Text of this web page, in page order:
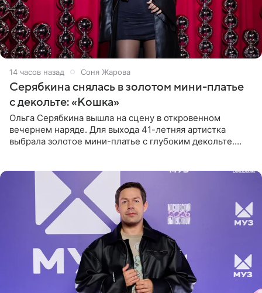
14 часов назад Соня Жарова
Серябкина снялась в золотом мини-платье
с декольте: «Кошка»
Ольга Серябкина вышла на сцену в откровенном
вечернем наряде. Для выхода 41-летняя артистка
выбрала золотое мини-платье с глубоким декольте.